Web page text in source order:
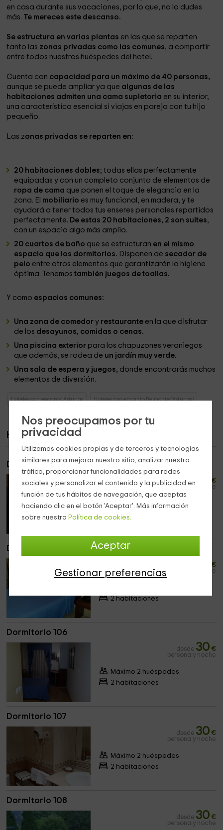
Nos preocupamos por tu
privacidad
Utilizamos cookies propias y de terceros y tecnologías
similares para mejorar nuestro sitio, analizar nuestro
tráfico, proporcionar funcionalidades para redes
sociales y personalizar el contenido y la publicidad en
función de tus hábitos de navegación, que aceptas
haciendo clic en el botón 'Aceptar'. Más información
sobre nuestra Política de cookies.
Aceptar
Gestionar preferencias
en casa durante sus vacaciones, por lo que, no lo dudes
más. Te mereces este descanso.
Se estructura en varias plantas en las que se reparten
tanto las zonas privadas como las comunes, a compartir
entre todos nuestros huéspedes del hotel.
Cuenta con capacidad para un máximo de 40 personas,
aunque se puede ampliar ya que algunas de las
habitaciones admiten una cama supletoria en su interior,
una característica esencial si viajas en pareja con tu hijo
pequeño.
Las zonas privadas se reparten en:
20 habitaciones dobles; todas ellas perfectamente
equipadas y con un completo conjunto de elementos de
ropa de cama que ponen el toque de elegancia en la
zona. El mobiliario es muy funcional, en madera, y te
ayudará a tener todos tus enseres personales repartidos
perfectamente. De estas 20 habitaciones, 2 son suites,
con un espacio algo más amplio.
20 cuartos de baño que se estructuran en el mismo
espacio que los dormitorios. Disponen de secador de
pelo entre otros elementos que garantizarán la higiene
óptima. Tenemos también juegos de toallas.
Y como espacios comunes:
Una zona de comedor y restaurante en la que disfrutar
de los desayunos, comidas o cenas.
Una piscina exterior para los chapuzones veraniegos
que además, se rodea de un jardín muy verde.
Una sala de espera y juegos, donde encontrarás muchos
elementos de diversión.
Hoteles con encanto Asturias Hoteles con encanto Belmonte (Asturias)
Habitaciones
Dormitorio 104
desde
€
persona y noche
Máximo 3 huéspedes
4 habitaciones
Dormitorio 105
€
persona y noche
2 habitaciones
Dormitorio 106
desde 30 €
persona y noche
Máximo 2 huéspedes
2 habitaciones
Dormitorio 107
desde 30 €
persona y noche
Máximo 2 huéspedes
2 habitaciones
Dormitorio 108
desde 30 €
persona y noche